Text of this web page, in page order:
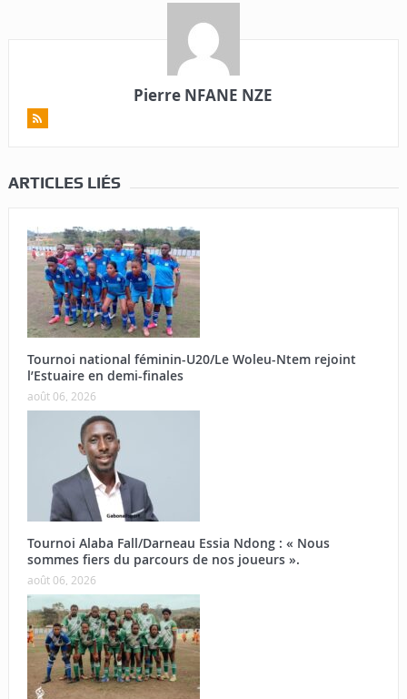
Pierre NFANE NZE
ARTICLES LIÉS
Tournoi national féminin-U20/Le Woleu-Ntem rejoint
l’Estuaire en demi-finales
août 06, 2026
Tournoi Alaba Fall/Darneau Essia Ndong : « Nous
sommes fiers du parcours de nos joueurs ».
août 06, 2026